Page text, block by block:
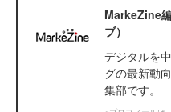
MarkeZine
ブ）
デジタルを
グの最新動
集部です。